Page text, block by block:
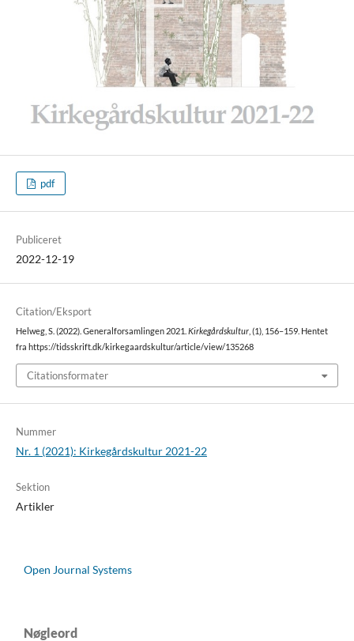
pdf
Publiceret
2022-12-19
Citation/Eksport
Helweg, S. (2022). Generalforsamlingen 2021. Kirkegårdskultur, (1), 156–159. Hentet
fra https://tidsskrift.dk/kirkegaardskultur/article/view/135268
Citationsformater
Nummer
Nr. 1 (2021): Kirkegårdskultur 2021-22
Sektion
Artikler
Open Journal Systems
Nøgleord